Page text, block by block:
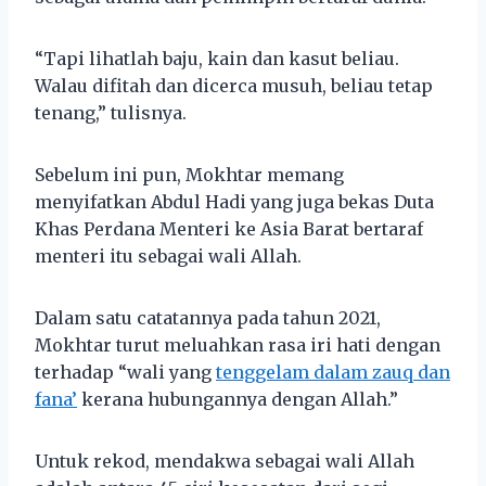
“Tapi lihatlah baju, kain dan kasut beliau.
Walau difitah dan dicerca musuh, beliau tetap
tenang,” tulisnya.
Sebelum ini pun, Mokhtar memang
menyifatkan Abdul Hadi yang juga bekas Duta
Khas Perdana Menteri ke Asia Barat bertaraf
menteri itu sebagai wali Allah.
Dalam satu catatannya pada tahun 2021,
Mokhtar turut meluahkan rasa iri hati dengan
terhadap “wali yangtenggelam dalam zauq dan
fana’ kerana hubungannya dengan Allah.”
Untuk rekod, mendakwa sebagai wali Allah